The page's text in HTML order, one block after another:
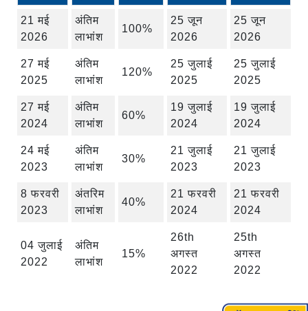
21 मई
2026
अंतिम
लाभांश
100%
25 जून
2026
25 जून
2026
27 मई
2025
अंतिम
लाभांश
120%
25 जुलाई
2025
25 जुलाई
2025
27 मई
2024
अंतिम
लाभांश
60%
19 जुलाई
2024
19 जुलाई
2024
24 मई
2023
अंतिम
लाभांश
30%
21 जुलाई
2023
21 जुलाई
2023
8 फरवरी
2023
अंतरिम
लाभांश
40%
21 फरवरी
2024
21 फरवरी
2024
04 जुलाई
2022
अंतिम
लाभांश
15%
26th
अगस्त
2022
25th
अगस्त
2022